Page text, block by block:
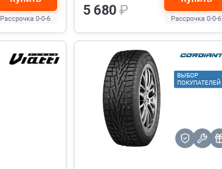
Рассрочка 0-0-6
5 680₽
Рассрочка 0-0-6
ВЫБОР
ПОКУПАТЕЛЕЙ